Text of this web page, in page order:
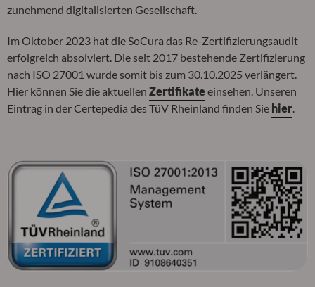
zunehmend digitalisierten Gesellschaft.
Im Oktober 2023 hat die SoCura das Re-Zertifizierungsaudit
erfolgreich absolviert. Die seit 2017 bestehende Zertifizierung
nach ISO 27001 wurde somit bis zum 30.10.2025 verlängert.
Hier können Sie die aktuellenZertifikate einsehen. Unseren
Eintrag in der Certepedia des TüV Rheinland finden Sie hier.